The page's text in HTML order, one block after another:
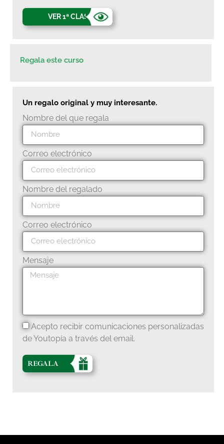
VER 1ª CLASE
Regala este curso
Un regalo original y muy interesante.
Nombre del que regala
Correo electrónico
Nombre del regalado
Correo electrónico
Mensaje
Acepto recibir comunicaciones personalizadas
de Youtopía a través del email.
REGALA